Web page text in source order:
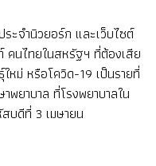
ะจำนิวยอร์ก และเว็บไซต์
คนไทยในสหรัฐฯ ที่ต้องเสีย
หม่ หรือโควิด-19 เป็นรายที่
พยาบาล ที่โรงพยาบาลใน
บดีที่ 3 เมษายน